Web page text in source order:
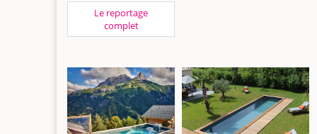
Le reportage
complet